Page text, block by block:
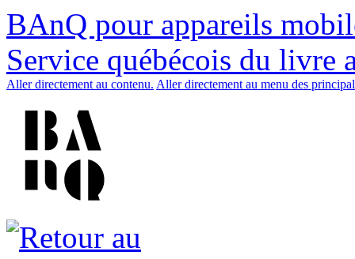
BAnQ pour appareils
Service québécois du livre
Aller directement au contenu. Aller directement au menu des